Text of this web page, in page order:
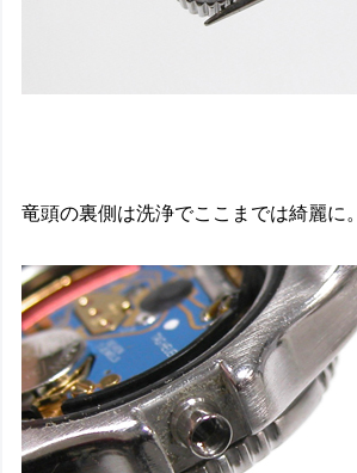
竜頭の裏側は洗浄でここまでは綺麗に。